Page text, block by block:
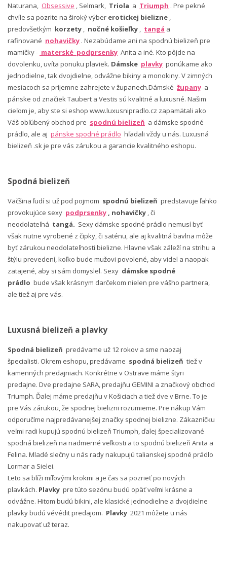
Naturana, Obsessive , Selmark, Triola a Triumph . Pre pekné
chvíle sa pozrite na široký výber erotickej bielizne ,
predovšetkým korzety , nočné košieľky , tangá a
rafinované nohavičky . Nezabúdame ani na spodnú bielizeň pre
mamičky - materské podprsenky Anita a iné. Kto pôjde na
dovolenku, uvíta ponuku plaviek. Dámske plavky ponúkame ako
jednodielne, tak dvojdielne, odvážne bikiny a monokiny. V zimných
mesiacoch sa príjemne zahrejete v županech.Dámské župany a
pánske od značiek Taubert a Vestis sú kvalitné a luxusné. Našim
cieľom je, aby ste si eshop www.luxusnipradlo.cz zapamätali ako
Váš obľúbený obchod pre spodnú bielizeň a dámske spodné
prádlo, ale aj pánske spodné prádlo hľadali vždy u nás. Luxusná
bielizeň .sk je pre vás zárukou a garancie kvalitného eshopu.
Spodná bielizeň
Väčšina ľudí si už pod pojmom spodnú bielizeň predstavuje ľahko
provokujúce sexy podprsenky , nohavičky , či
neodolateľná tangá. Sexy dámske spodné prádlo nemusí byť
však nutne vyrobené z čipky, či saténu, ale aj kvalitná bavlna môže
byť zárukou neodolateľnosti bielizne. Hlavne však záleží na strihu a
štýlu prevedení, koľko bude mužovi povolené, aby videl a naopak
zatajené, aby si sám domyslel. Sexy dámske spodné
prádlo bude však krásnym darčekom nielen pre vášho partnera,
ale tiež aj pre vás.
Luxusná bielizeň a plavky
Spodná bielizeň predávame už 12 rokov a sme naozaj
špecialisti. Okrem eshopu, predávame spodná bielizeň tiež v
kamenných predajniach. Konkrétne v Ostrave máme štyri
predajne. Dve predajne SARA, predajňu GEMINI a značkový obchod
Triumph. Ďalej máme predajňu v Košiciach a tiež dve v Brne. To je
pre Vás zárukou, že spodnej bielizni rozumieme. Pre nákup Vám
odporučíme najpredávanejšej značky spodnej bielizne. Zákazníčku
veľmi radi kupujú spodnú bielizeň Triumph, ďalej špecializované
spodná bielizeň na nadmerné veľkosti a to spodnú bielizeň Anita a
Felina. Mladé slečny u nás rady nakupujú talianskej spodné prádlo
Lormar a Sielei.
Leto sa blíži míľovými krokmi a je čas sa pozrieť po nových
plavkách. Plavky pre túto sezónu budú opäť veľmi krásne a
odvážne. Hitom budú bikini, ale klasické jednodielne a dvojdielne
plavky budú vévédit predajom. Plavky 2021 môžete u nás
nakupovať už teraz.